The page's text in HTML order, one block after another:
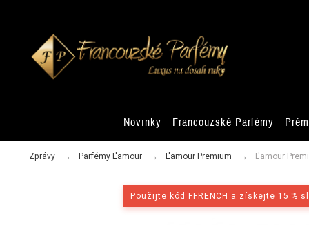
Novinky Francouzské Parfémy
Zprávy Parfémy L'amour L'amour Premium L'amour
Použijte kód FFRENCH a získejte 15 %